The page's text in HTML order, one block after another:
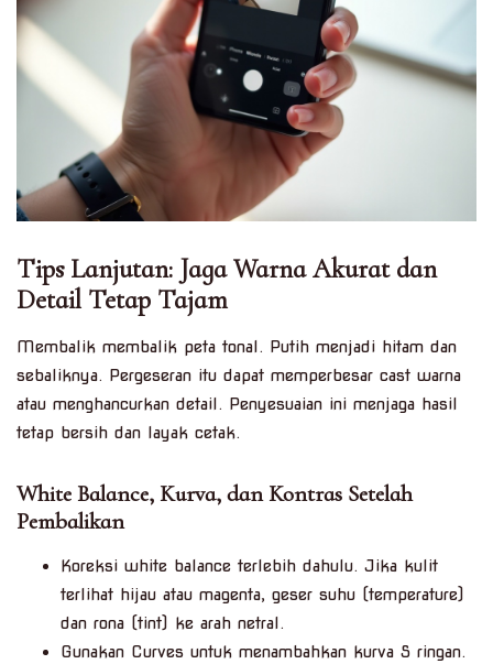
Tips Lanjutan: Jaga Warna Akurat dan
Detail Tetap Tajam
Membalik membalik peta tonal. Putih menjadi hitam dan
sebaliknya. Pergeseran itu dapat memperbesar cast warna
atau menghancurkan detail. Penyesuaian ini menjaga hasil
tetap bersih dan layak cetak.
White Balance, Kurva, dan Kontras Setelah
Pembalikan
Koreksi white balance terlebih dahulu. Jika kulit
terlihat hijau atau magenta, geser suhu (temperature)
dan rona (tint) ke arah netral.
Gunakan Curves untuk menambahkan kurva S ringan.